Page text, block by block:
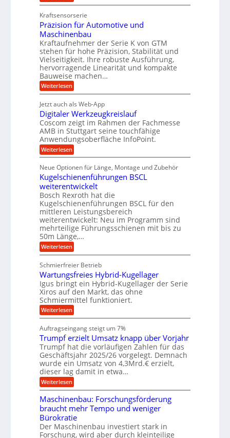
w
i
n
d
e
t
r
i
e
b
e
f
ü
r
r
a
e
U
m
g
e
b
u
n
g
n
z
n
d
A
u
f
t
r
a
s
i
n
g
a
n
g
s
l
o
s
e
,
w
e
n
i
g
e
r
S
t
e
l
e
n
Z
h
n
s
t
a
n
g
e
n
g
e
t
r
i
e
b
e
f
ü
r
r
ä
z
i
s
e
u
b
b
e
w
e
g
u
n
g
e
n
Kraftsensorserie
Präzision für Automotive und
Maschinenbau
Kraftaufnehmer der Serie K von GTM
stehen für hohe Präzision, Stabilität und
Vielseitigkeit. Ihre robuste Ausführung,
hervorragende Linearität und kompakte
Bauweise machen…
Weiterlesen:
P
ä
z
i
s
i
o
n
f
r
A
u
t
o
m
o
t
i
v
e
u
n
d
M
a
s
c
h
i
n
n
b
a
u
Jetzt auch als Web-App
Digitaler Werkzeugkreislauf
Coscom zeigt im Rahmen der Fachmesse
AMB in Stuttgart seine touchfähige
Anwendungsoberfläche InfoPoint.
Weiterlesen:
D
g
i
t
a
l
e
r
W
e
r
k
z
e
u
g
k
r
e
i
s
l
a
u
f
Neue Optionen für Länge, Montage und Zubehör
Kugelschienenführungen BSCL
weiterentwickelt
Bosch Rexroth hat die
Kugelschienenführungen BSCL für den
mittleren Leistungsbereich
weiterentwickelt: Neu im Programm sind
mehrteilige Führungsschienen mit bis zu
50m Länge,…
Weiterlesen:
K
g
e
l
s
c
h
i
e
e
n
f
ü
h
r
u
n
g
e
n
B
S
C
L
Schmierfreier Betrieb
Wartungsfreies Hybrid-Kugellager
Igus bringt ein Hybrid-Kugellager der Serie
Xiros auf den Markt, das ohne
Schmiermittel funktioniert.
Weiterlesen:
W
r
t
u
n
g
s
f
r
e
e
s
H
y
b
Auftragseingang steigt um 7%
Trumpf erzielt Umsatz knapp über Vorjahr
Trumpf hat die vorläufigen Zahlen für das
Geschäftsjahr 2025/26 vorgelegt. Demnach
wurde ein Umsatz von 4,3Mrd.€ erzielt,
dieser lag damit in etwa…
Weiterlesen:
T
u
m
p
f
e
Maschinenbau: Forschungsförderung
braucht mehr Tempo und weniger
Bürokratie
Der Maschinenbau investiert stark in
Forschung, wird aber durch kleinteilige